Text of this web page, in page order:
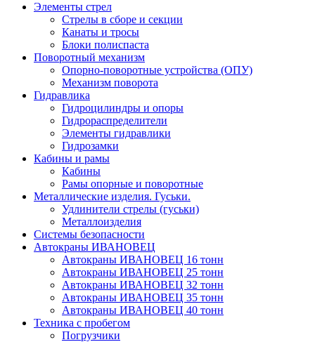
Элементы стрел
Стрелы в сборе и секции
Канаты и тросы
Блоки полиспаста
Поворотный механизм
Опорно-поворотные устройства (ОПУ)
Механизм поворота
Гидравлика
Гидроцилиндры и опоры
Гидрораспределители
Элементы гидравлики
Гидрозамки
Кабины и рамы
Кабины
Рамы опорные и поворотные
Металлические изделия. Гуськи.
Удлинители стрелы (гуськи)
Металлоизделия
Системы безопасности
Автокраны ИВАНОВЕЦ
Автокраны ИВАНОВЕЦ 16 тонн
Автокраны ИВАНОВЕЦ 25 тонн
Автокраны ИВАНОВЕЦ 32 тонн
Автокраны ИВАНОВЕЦ 35 тонн
Автокраны ИВАНОВЕЦ 40 тонн
Техника с пробегом
Погрузчики